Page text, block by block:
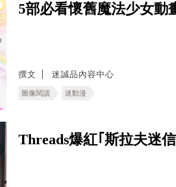
5部必看懷舊魔法少女動
撰文 迷誠品內容中心
圖像閱讀 迷動漫
Threads爆紅｢斯拉夫迷